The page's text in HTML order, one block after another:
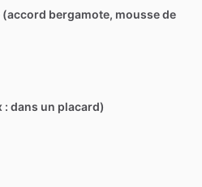
bergamote, mousse de
: dans un placard)